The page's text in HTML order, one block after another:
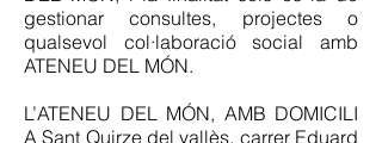
gestionar consultes, projectes o
qualsevol col·laboració social amb
ATENEU DEL MÓN.
L’ATENEU DEL MÓN, AMB DOMICILI
A Sant Quirze del vallès, carrer Eduard